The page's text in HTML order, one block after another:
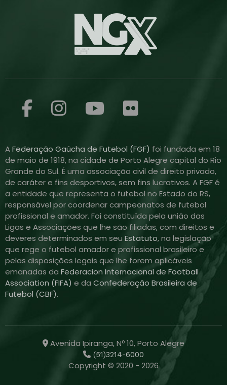
AFederação Gaúcha de Futebol (FGF) foi fundada em 18
de maio de 1918, na cidade de Porto Alegre capital do Rio
Grande do Sul. É uma associação civil de direito privado,
de caráter e fins desportivos, sem fins lucrativos. A FGF é
a entidade que representa o futebol no Estado do RS,
responsável por coordenar campeonatos de futebol
profissional e amador. Foi constituída pela união das
Ligas e Associações que lhe são filiadas, com direitos e
deveres determinados em seu Estatuto, na legislação
que rege o futebol amador e profissional brasileiro e
pelas disposições legais que lhe forem aplicáveis
emanadas da Federacion Internacional de Football
Association (FIFA) e da Confederação Brasileira de
Futebol (CBF).
Avenida Ipiranga, Nº 10, Porto Alegre
(51)3214-6000
Copyright © 2020 - 2026